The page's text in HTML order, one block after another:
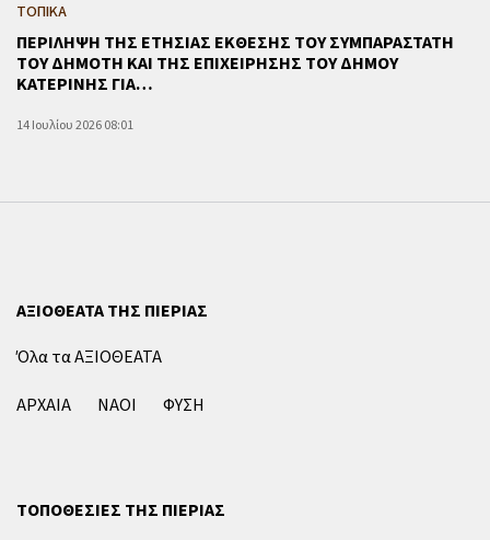
ΤΟΠΙΚΑ
ΠΕΡΙΛΗΨΗ ΤΗΣ ΕΤΗΣΙΑΣ ΕΚΘΕΣΗΣ ΤΟΥ ΣΥΜΠΑΡΑΣΤΑΤΗ
ΤΟΥ ΔΗΜΟΤΗ ΚΑΙ ΤΗΣ ΕΠΙΧΕΙΡΗΣΗΣ ΤΟΥ ΔΗΜΟΥ
ΚΑΤΕΡΙΝΗΣ ΓΙΑ…
14 Ιουλίου 2026 08:01
ΑΞΙΟΘΕΑΤΑ ΤΗΣ ΠΙΕΡΙΑΣ
Όλα τα ΑΞΙΟΘΕΑΤΑ
ΑΡΧΑΙΑ
ΝΑΟΙ ΦΥΣΗ
ΤΟΠΟΘΕΣΙΕΣ ΤΗΣ ΠΙΕΡΙΑΣ